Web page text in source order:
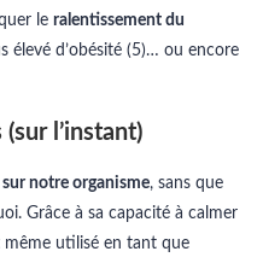
le ralentissement du
élevé d’obésité (5)… ou encore
l’instant)
notre organisme, sans que
Grâce à sa capacité à calmer
même utilisé en tant que